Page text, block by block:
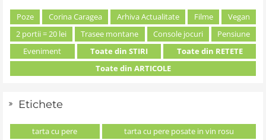
Poze Corina Caragea Arhiva Actualitate Filme
Vegan
2 portii = 20 lei
Trasee montane Console jocuri
Pensiune
Eveniment
Toate din STIRI
Toate din RETETE
Toate din ARTICOLE
Etichete
tarta cu pere
tarta cu pere posate in vin rosu